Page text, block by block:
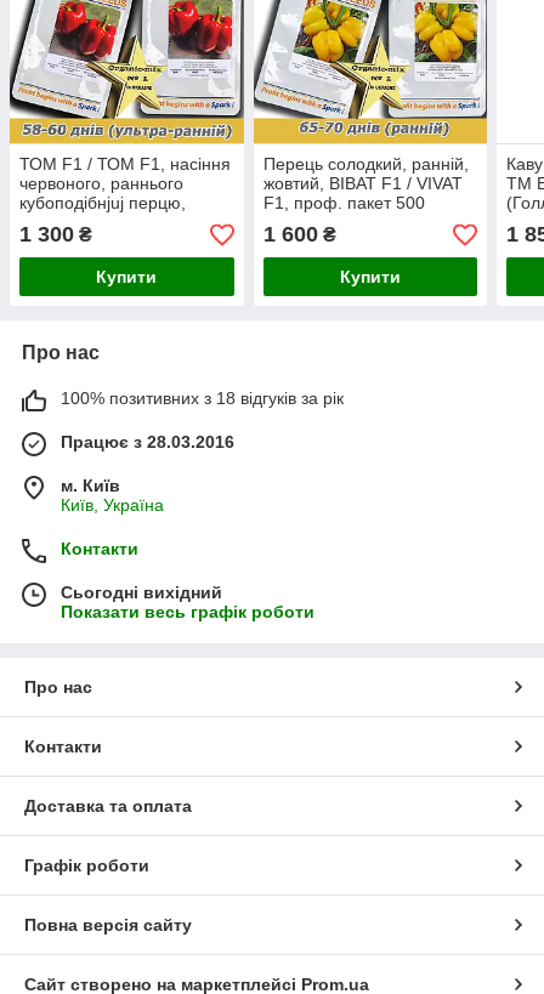
ТОМ F1 / ТОМ F1, насіння
червоного, раннього
кубоподібнjuj перцю,
пакет 500 насінин ТМ
Spark Seeds (США)
1 300 ₴
Купити
Перець солодкий, ранній,
жовтий, ВІВАТ F1 / VIVAT
F1, проф. пакет 500
насіння ТМ Spark Seeds
(США)
1 600₴
Купити
ТМ
1
Про нас
100% позитивних з 18 відгуків за рік
Працює з 28.03.2016
м. Київ
Київ, Україна
Контакти
Сьогодні вихідний
Показати весь графік роботи
Про нас
Контакти
Доставка та оплата
Графік роботи
Повна версія сайту
Сайт створено на маркетплейсі Prom.ua